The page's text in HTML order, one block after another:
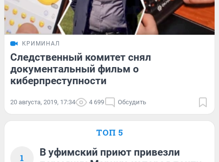
КРИМИНАЛ
Следственный комитет снял
документальный фильм о
киберпреступности
20 августа, 2019, 17:34 4 699 Обсудить
ТОП 5
1
В уфимский приют привезли